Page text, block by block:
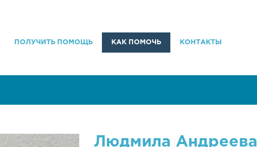
ПОЛУЧИТЬ ПОМОЩЬ КАК ПОМОЧЬ КОНТАКТЫ
Людмила Андреева